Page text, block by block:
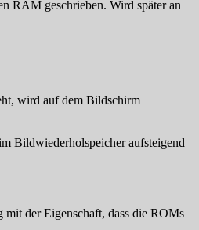
RAM geschrieben. Wird später an
wird auf dem Bildschirm
Bildwiederholspeicher aufsteigend
der Eigenschaft, dass die ROMs